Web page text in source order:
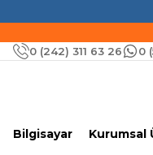
0 (242) 311 63 26 0
Bilgisayar Kurumsal